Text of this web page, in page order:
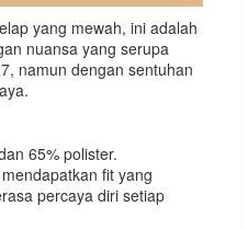
yang mewah, ini adalah
nuansa yang serupa
namun dengan sentuhan
65% polister.
fit yang
percaya diri setiap